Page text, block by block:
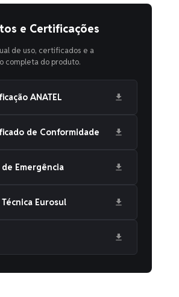
e Certificações
de uso, certificados e a
completa do produto.
ANATEL
de Conformidade
de Emergência
Técnica Eurosul